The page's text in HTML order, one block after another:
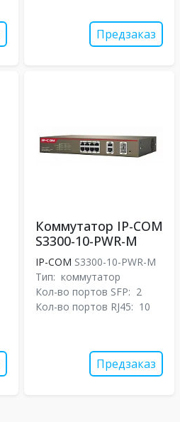
Предзаказ
Коммутатор IP-COM
S3300-10-PWR-M
IP-COM S3300-10-PWR-M
Тип: коммутатор
Кол-во портов SFP: 2
Кол-во портов RJ45: 10
Предзаказ